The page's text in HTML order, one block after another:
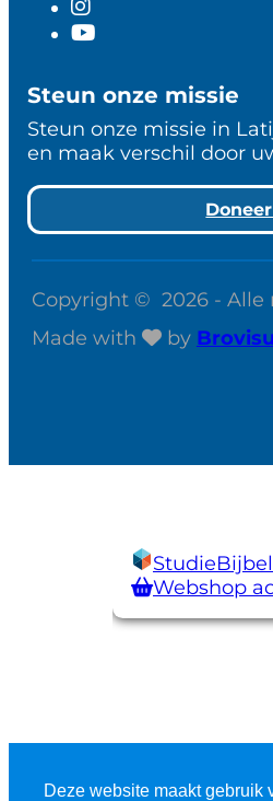
Deze website maakt gebruik
Steun onze missie
Steun onze missie in
en maak verschil door
Copyright © 2026 - Alle
Made with
by
Webshop